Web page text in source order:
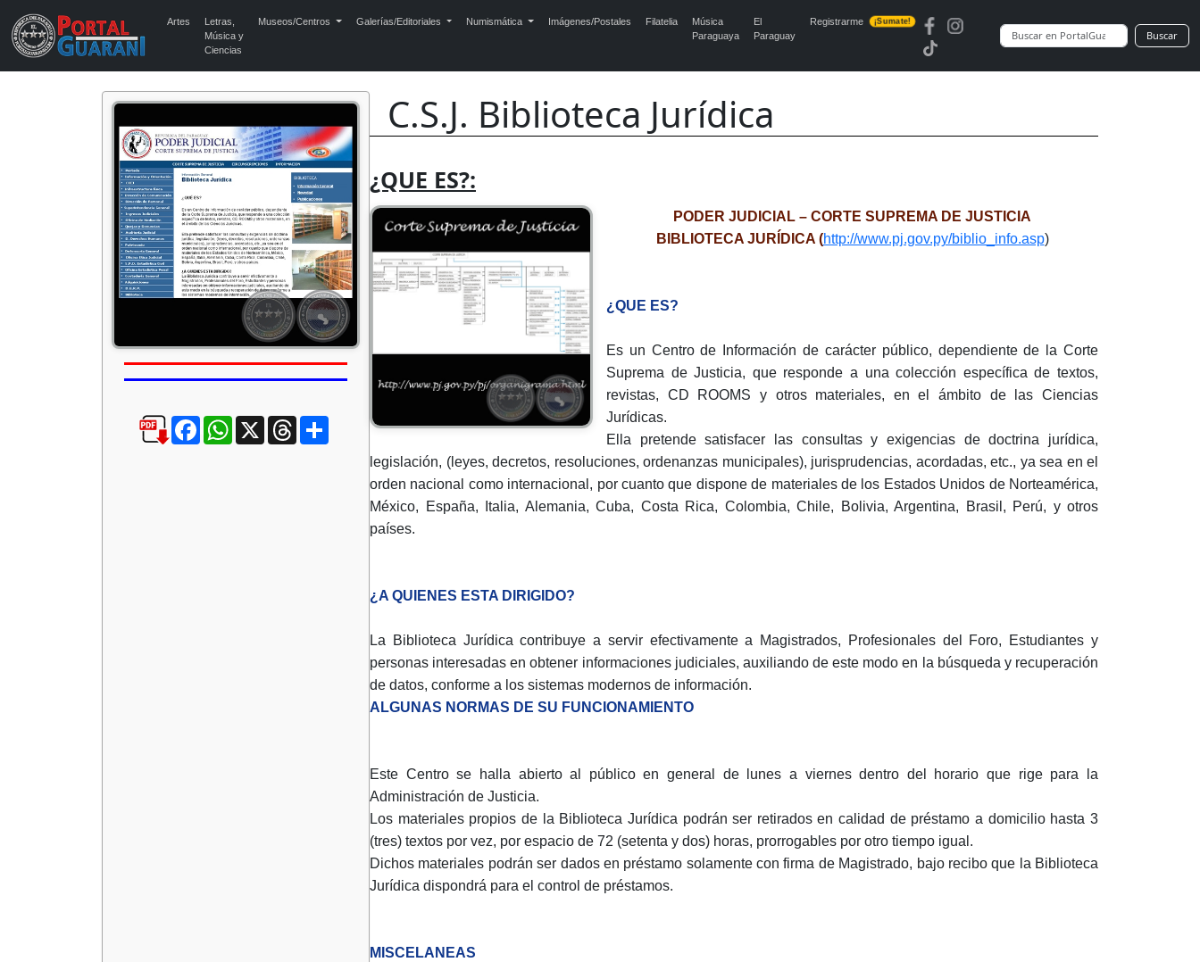
Artes
Letras,
Música y
Ciencias
Museos/Centros Galerías/Editoriales Numismática Imágenes/Postales Filatelia
Música
Paraguaya
El
Paraguay
Registrarme ¡Sumate!
Buscar
C.S.J. Biblioteca Jurídica
FacebookWhatsApp
X ThreadsCompartir
¿QUE ES?:
PODER JUDICIAL – CORTE SUPREMA DE JUSTICIA
BIBLIOTECA JURÍDICA (http://www.pj.gov.py/biblio_info.asp)
¿QUE ES?
Es un Centro de Información de carácter público, dependiente de la Corte
Suprema de Justicia, que responde a una colección específica de textos,
revistas, CD ROOMS y otros materiales, en el ámbito de las Ciencias
Jurídicas.
Ella pretende satisfacer las consultas y exigencias de doctrina jurídica,
legislación, (leyes, decretos, resoluciones, ordenanzas municipales), jurisprudencias, acordadas, etc., ya sea en el
orden nacional como internacional, por cuanto que dispone de materiales de los Estados Unidos de Norteamérica,
México, España, Italia, Alemania, Cuba, Costa Rica, Colombia, Chile, Bolivia, Argentina, Brasil, Perú, y otros
países.
¿A QUIENES ESTA DIRIGIDO?
La Biblioteca Jurídica contribuye a servir efectivamente a Magistrados, Profesionales del Foro, Estudiantes y
personas interesadas en obtener informaciones judiciales, auxiliando de este modo en la búsqueda y recuperación
de datos, conforme a los sistemas modernos de información.
ALGUNAS NORMAS DE SU FUNCIONAMIENTO
Este Centro se halla abierto al público en general de lunes a viernes dentro del horario que rige para la
Administración de Justicia.
Los materiales propios de la Biblioteca Jurídica podrán ser retirados en calidad de préstamo a domicilio hasta 3
(tres) textos por vez, por espacio de 72 (setenta y dos) horas, prorrogables por otro tiempo igual.
Dichos materiales podrán ser dados en préstamo solamente con firma de Magistrado, bajo recibo que la Biblioteca
Jurídica dispondrá para el control de préstamos.
MISCELANEAS